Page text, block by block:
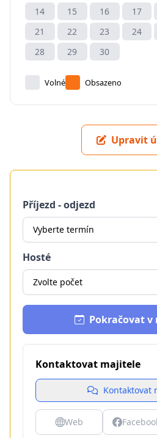
14
15 16 17
21
22 23 24
28
29 30
Volné Obsazeno
Upravit
Příjezd - odjezd
Vyberte termín
Hosté
Zvolte počet
Pokračovat v
Kontaktovat majitele
Kontaktovat
Web